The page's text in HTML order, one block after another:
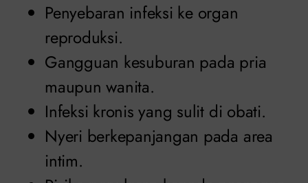
Penyebaran infeksi ke organ
reproduksi.
Gangguan kesuburan pada pria
maupun wanita.
Infeksi kronis yang sulit di obati.
Nyeri berkepanjangan pada area
intim.